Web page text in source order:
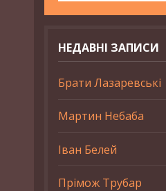
НЕДАВНІ ЗАПИСИ
Брати Лазаревські
Мартин Небаба
Іван Белей
Прімож Трубар